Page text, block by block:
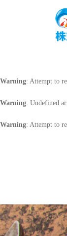
: Undefined
: Attempt to
Warning: Attempt to
Warning: Undefined
Warning: Attempt to